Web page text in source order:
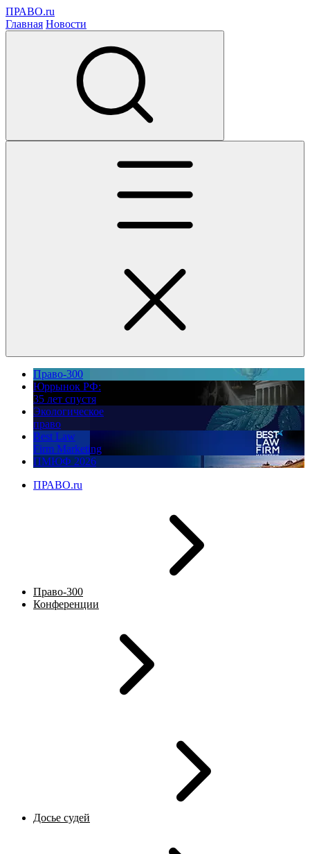
ПРАВО.ru
Главная Новости
Право-300
Юррынок РФ:
35 лет спустя
Экологическое
право
Best Law
Firm Marketing
ПМЮФ 2026
ПРАВО.ru
Право-300
Конференции
Досье судей